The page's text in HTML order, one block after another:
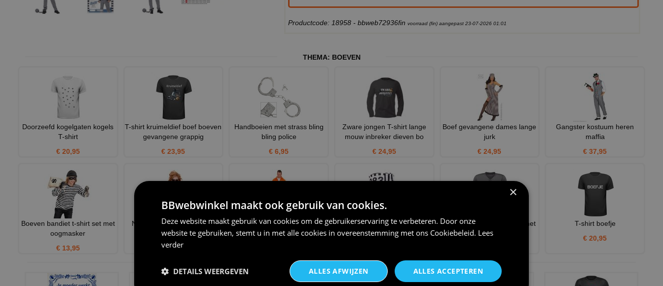
Productcode: 18958 - bbweb72936fin voorraad (fin) aangepast 23-07-2026 01:01
THEMA: BOEVEN
Doorzeefd kogelgaten kogels
T-shirt
€ 20,95
T-shirt kruimeldief boef boeven
gevangene grappig
€ 23,95
Handboeien met strass bling
bling police
€ 6,95
Zware jongen T-shirt lange
mouw inbreker dieven bo
€ 24,95
Boef gevangene dames lange
jurk
€ 24,95
Gangster kostuum heren
maffia
€ 37,95
Boeven bandiet t-shirt set met
oogmasker
€ 13,95
Nep mouwen voorzien van
kleurrijke tattoos
€ 3,75
oranje overal gevangene
boeven kostuum
Stoffen muts boef
€ 2,95
Zware jongen v-hals shirt met
gevangenisnummer ori
T-shirt boefje
€ 20,95
NIEUW IN DE COLLECTIE
×
BBwebwinkel maakt ook gebruik van cookies.
Deze website maakt gebruik van cookies om de gebruikerservaring te verbeteren. Door onze
website te gebruiken, stemt u in met alle cookies in overeenstemming met ons Cookiebeleid. Lees
verder
ALLES ACCEPTEREN
ALLES AFWIJZEN
DETAILS WEERGEVEN